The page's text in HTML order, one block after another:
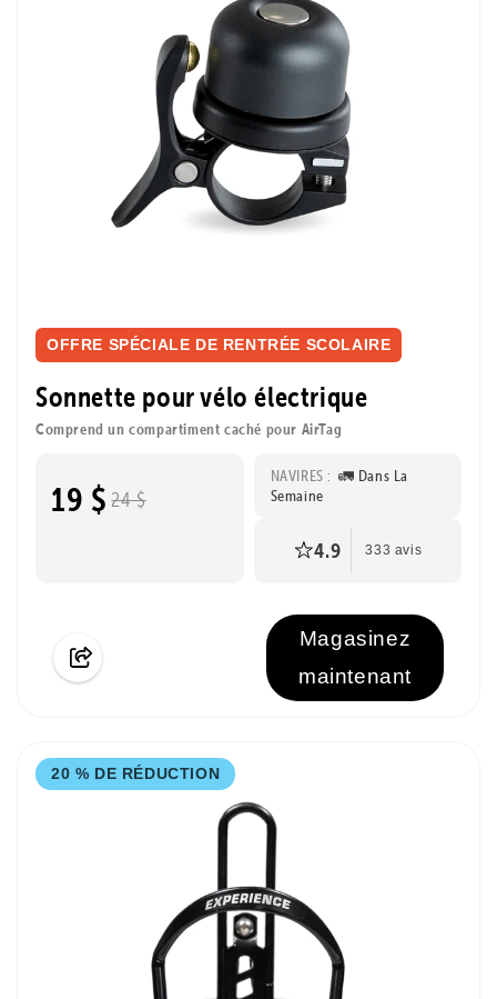
OFFRE SPÉCIALE DE RENTRÉE SCOLAIRE
Sonnette pour vélo électrique
Comprend un compartiment caché pour AirTag
19 $ 24 $
NAVIRES : 🚛 Dans La
Semaine
4.9 333 avis
Magasinez
maintenant
20 % DE RÉDUCTION